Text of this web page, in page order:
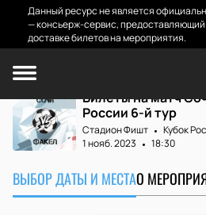
Данный ресурс не является
— консьерж-сервис,
доставке билетов на мероприятия.
Главная
Билеты на матч
России 6-й тур
Стадион Фишт Кубок
1 нояб. 2023
18:30
ВЫБОР ДАТЫ И МЕСТАО